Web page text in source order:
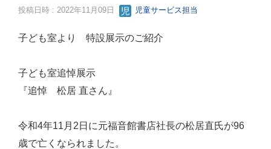
投稿日時 : 2022年11月09日 児童サービス担当
子ども室より 特設展示のご紹介
子ども室追悼展示
『追悼 松居 直さん』
令和4年11月2日に元福音館書店社長の松居直氏が96
歳で亡くなられました。